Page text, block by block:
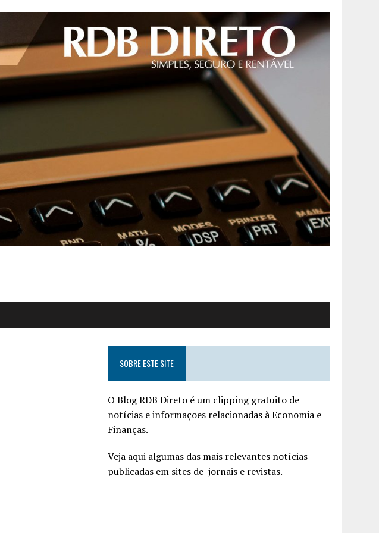
SOBRE ESTE SITE
O Blog RDB Direto é um clipping gratuito de
notícias e informações relacionadas à Economia e
Finanças.
Veja aqui algumas das mais relevantes notícias
publicadas em sites de jornais e revistas.